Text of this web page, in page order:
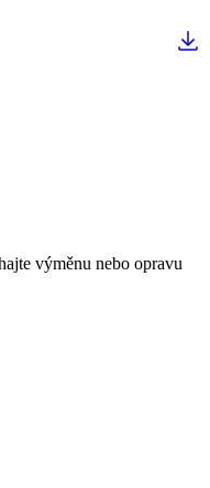
výměnu nebo opravu